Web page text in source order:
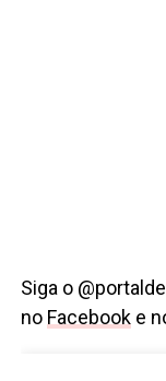
Siga o
no Facebooke